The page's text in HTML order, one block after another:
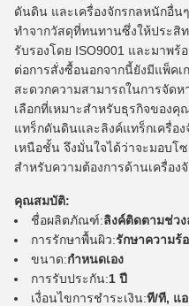
ดันดิน และเครื่องจักรกลหนักอื่น
ทำจากวัสดุที่ทนทานซึ่งให้ประสิ
รับรองโดย ISO9001 และมาพ
ต่อการสั่งซื้อนอกจากนี้ยังมีแพ็คเ
สะดวกความสามารถในการจัดห
เลือกที่เหมาะสำหรับธุรกิจของ
แทร็กดันดินและลิงค์แทร็กเครื่อ
เหนือชั้น จึงมั่นใจได้ว่าจะมอบ
สำหรับความต้องการด้านเครื่อ
คุณสมบัติ:
ชื่อผลิตภัณฑ์:ลิงค์ติดตามช่วง
การรักษาพื้นผิว:รักษาความร้
ขนาด:กำหนดเอง
การรับประกัน:1 ปี
เงื่อนไขการชำระเงิน:ที/ที, แ